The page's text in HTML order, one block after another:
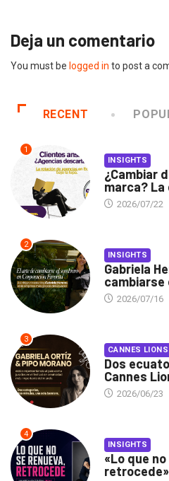
Deja un comentario
You must be logged in to post a
RECENT
1
INSIGHTS
¿Cambiar
marca?
2026/07/22
2
INSIGHTS
Gabriela
cambiarse
2026/07/16
3
CANNES
Dos
Cannes
2026/06/23
4
INSIGHTS
«Lo que